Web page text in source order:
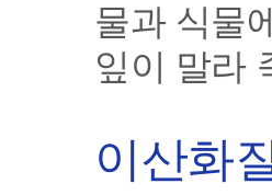
물과 식물
잎이 말라
이산화